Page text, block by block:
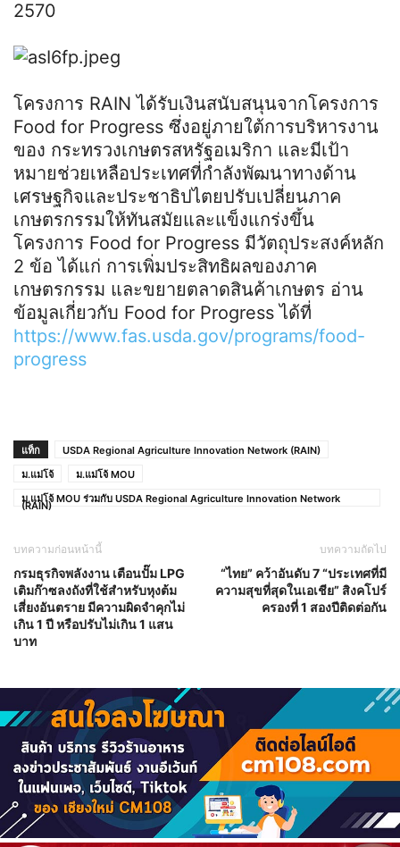
2570
โครงการ RAIN ได้รับเงินสนับสนุนจากโครงการ
Food for Progress ซึ่งอยู่ภายใต้การบริหารงาน
ของ กระทรวงเกษตรสหรัฐอเมริกา และมีเป้า
หมายช่วยเหลือประเทศที่กำลังพัฒนาทางด้าน
เศรษฐกิจและประชาธิปไตยปรับเปลี่ยนภาค
เกษตรกรรมให้ทันสมัยและแข็งแกร่งขึ้น
โครงการ Food for Progress มีวัตถุประสงค์หลัก
2 ข้อ ได้แก่ การเพิ่มประสิทธิผลของภาค
เกษตรกรรม และขยายตลาดสินค้าเกษตร อ่าน
ข้อมูลเกี่ยวกับ Food for Progress ได้ที่
https://www.fas.usda.gov/programs/food-
progress
แท็ก
USDA Regional Agriculture Innovation Network (RAIN)
ม.แม่โจ้
ม.แม่โจ้ MOU
ม.แม่โจ้ MOU ร่วมกับ USDA Regional Agriculture Innovation Network
(RAIN)
บทความก่อนหน้านี้
กรมธุรกิจพลังงาน เตือนปั๊ม LPG
เติมก๊าซลงถังที่ใช้สำหรับหุงต้ม
เสี่ยงอันตราย มีความผิดจําคุกไม่
เกิน 1 ปี หรือปรับไม่เกิน 1 แสน
บาท
บทความถัดไป
“ไทย” คว้าอันดับ 7 “ประเทศที่มี
ความสุขที่สุดในเอเชีย” สิงคโปร์
ครองที่ 1 สองปีติดต่อกัน